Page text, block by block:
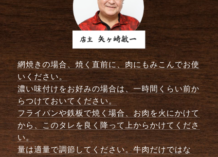
網焼きの場合、焼く直前に、肉にもみこんでお使
いください。
濃い味付けをお好みの場合は、一時間くらい前か
らつけておいてください。
フライパンや鉄板で焼く場合、お肉を火にかけて
から、このタレを良く降って上からかけてくださ
い。
量は適量で調節してください。牛肉だけではな